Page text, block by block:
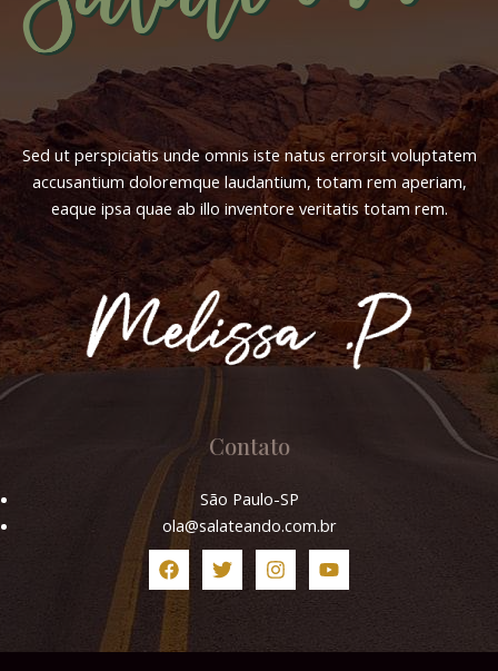
Sed ut perspiciatis unde omnis iste natus errorsit voluptatem
accusantium doloremque laudantium, totam rem aperiam,
eaque ipsa quae ab illo inventore veritatis totam rem.
Contato
São Paulo-SP
ola@salateando.com.br